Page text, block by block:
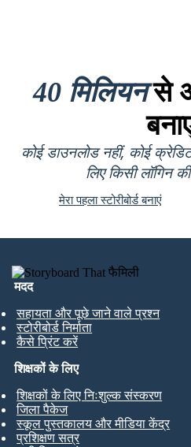
40 मिलियनसे
कोई डाउनलोड नहीं, कोई
लिए किसी लॉगिन
मेरा पहला स्टोरीबोर्ड बनाएं
मदद
सहायता और पूछे जाने वाले प्रश्न
स्टोरीबोर्ड निर्माता
कैसे प्रिंट करें
शिक्षकों के लिए
शिक्षकों के लिए निःशुल्क संस्करण
जिला पैकेज
स्कूल पुस्तकालय और मीडिया केंद्र
प्रशिक्षण सत्र